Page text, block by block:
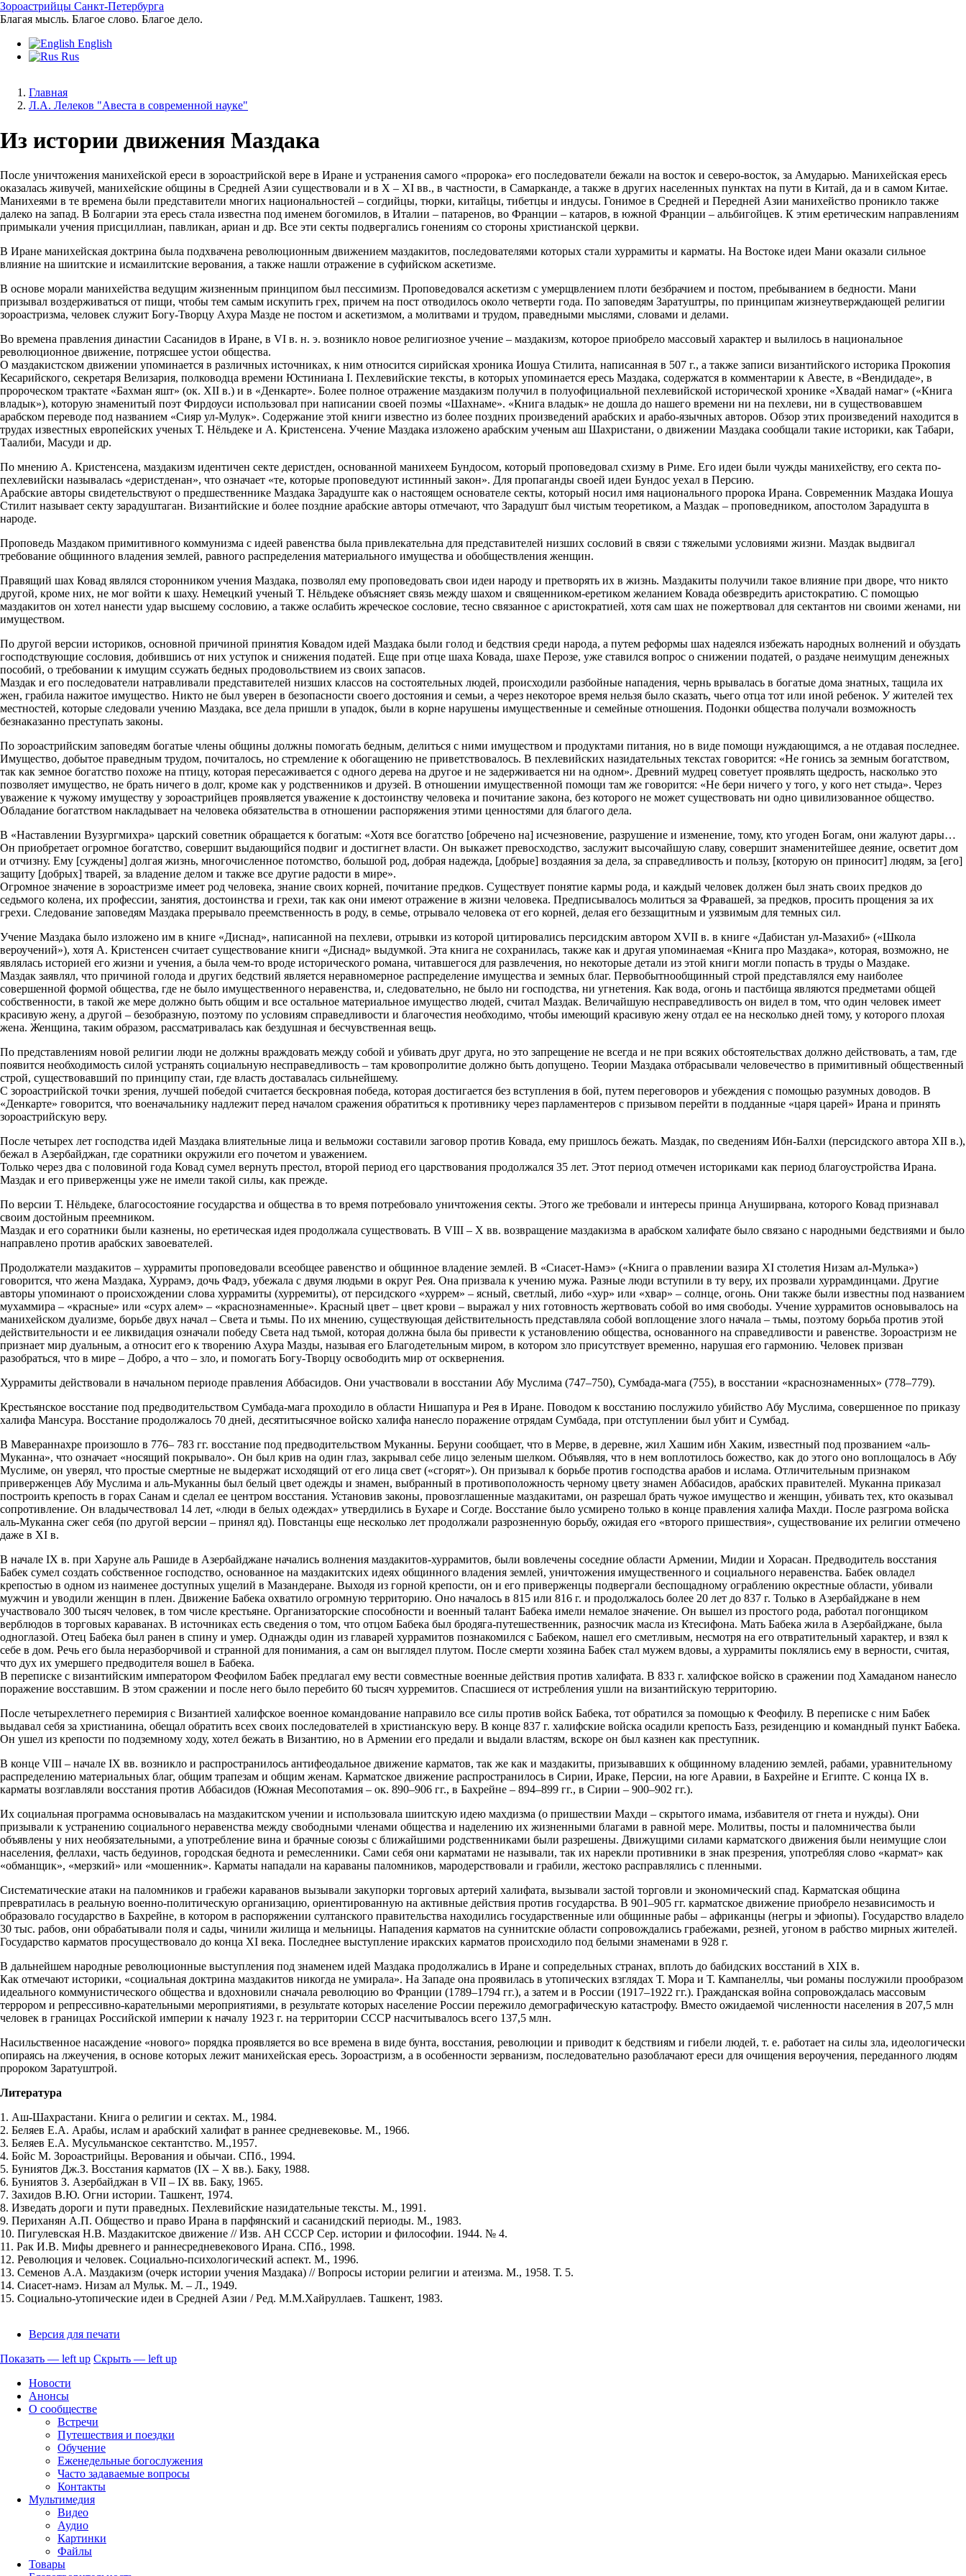
Перейти
к
содержанию
Зороастрийцы Санкт-Петербурга
Благая мысль. Благое слово. Благое дело.
English
Rus
Строка
навигации
Главная
Л.А. Лелеков "Авеста в современной науке"
Из истории движения Маздака
После уничтожения манихейской ереси в зороастрийской вере в Иране и устранения самого «пророка» его последователи бежали на восток и северо-восток, за Амударью. Манихейская ересь
оказалась живучей, манихейские общины в Средней Азии существовали и в X – XI вв., в частности, в Самарканде, а также в других населенных пунктах на пути в Китай, да и в самом Китае.
Манихеями в те времена были представители многих национальностей – согдийцы, тюрки, китайцы, тибетцы и индусы. Гонимое в Средней и Передней Азии манихейство проникло также
далеко на запад. В Болгарии эта ересь стала известна под именем богомилов, в Италии – патаренов, во Франции – катаров, в южной Франции – альбигойцев. К этим еретическим направлениям
примыкали учения присциллиан, павликан, ариан и др. Все эти секты подвергались гонениям со стороны христианской церкви.
В Иране манихейская доктрина была подхвачена революционным движением маздакитов, последователями которых стали хуррамиты и карматы. На Востоке идеи Мани оказали сильное
влияние на шиитские и исмаилитские верования, а также нашли отражение в суфийском аскетизме.
В основе морали манихейства ведущим жизненным принципом был пессимизм. Проповедовался аскетизм с умерщвлением плоти безбрачием и постом, пребыванием в бедности. Мани
призывал воздерживаться от пищи, чтобы тем самым искупить грех, причем на пост отводилось около четверти года. По заповедям Заратуштры, по принципам жизнеутверждающей религии
зороастризма, человек служит Богу-Творцу Ахура Мазде не постом и аскетизмом, а молитвами и трудом, праведными мыслями, словами и делами.
Во времена правления династии Сасанидов в Иране, в VI в. н. э. возникло новое религиозное учение – маздакизм, которое приобрело массовый характер и вылилось в национальное
революционное движение, потрясшее устои общества.
О маздакистском движении упоминается в различных источниках, к ним относится сирийская хроника Иошуа Стилита, написанная в 507 г., а также записи византийского историка Прокопия
Кесарийского, секретаря Велизария, полководца времени Юстиниана I. Пехлевийские тексты, в которых упоминается ересь Маздака, содержатся в комментарии к Авесте, в «Вендидаде», в
пророческом трактате «Бахман яшт» (ок. XII в.) и в «Денкарте». Более полное отражение маздакизм получил в полуофициальной пехлевийской исторической хронике «Хвадай намаг» («Книга
владык»), которую знаменитый поэт Фирдоуси использовал при написании своей поэмы «Шахнаме». «Книга владык» не дошла до нашего времени ни на пехлеви, ни в существовавшем
арабском переводе под названием «Сияр ул-Мулук». Содержание этой книги известно из более поздних произведений арабских и арабо-язычных авторов. Обзор этих произведений находится в
трудах известных европейских ученых Т. Нёльдеке и А. Кристенсена. Учение Маздака изложено арабским ученым аш Шахристани, о движении Маздака сообщали такие историки, как Табари,
Таалиби, Масуди и др.
По мнению А. Кристенсена, маздакизм идентичен секте деристден, основанной манихеем Бундосом, который проповедовал схизму в Риме. Его идеи были чужды манихейству, его секта по-
пехлевийски называлась «деристденан», что означает «те, которые проповедуют истинный закон». Для пропаганды своей идеи Бундос уехал в Персию.
Арабские авторы свидетельствуют о предшественнике Маздака Зарадуште как о настоящем основателе секты, который носил имя национального пророка Ирана. Современник Маздака Иошуа
Стилит называет секту зарадуштаган. Византийские и более поздние арабские авторы отмечают, что Зарадушт был чистым теоретиком, а Маздак – проповедником, апостолом Зарадушта в
народе.
Проповедь Маздаком примитивного коммунизма с идеей равенства была привлекательна для представителей низших сословий в связи с тяжелыми условиями жизни. Маздак выдвигал
требование общинного владения землей, равного распределения материального имущества и обобществления женщин.
Правящий шах Ковад являлся сторонником учения Маздака, позволял ему проповедовать свои идеи народу и претворять их в жизнь. Маздакиты получили такое влияние при дворе, что никто
другой, кроме них, не мог войти к шаху. Немецкий ученый Т. Нёльдеке объясняет связь между шахом и священником-еретиком желанием Ковада обезвредить аристократию. С помощью
маздакитов он хотел нанести удар высшему сословию, а также ослабить жреческое сословие, тесно связанное с аристократией, хотя сам шах не пожертвовал для сектантов ни своими женами, ни
имуществом.
По другой версии историков, основной причиной принятия Ковадом идей Маздака были голод и бедствия среди народа, а путем реформы шах надеялся избежать народных волнений и обуздать
господствующие сословия, добившись от них уступок и снижения податей. Еще при отце шаха Ковада, шахе Перозе, уже ставился вопрос о снижении податей, о раздаче неимущим денежных
пособий, о требовании к имущим ссужать бедных продовольствием из своих запасов.
Маздак и его последователи натравливали представителей низших классов на состоятельных людей, происходили разбойные нападения, чернь врывалась в богатые дома знатных, тащила их
жен, грабила нажитое имущество. Никто не был уверен в безопасности своего достояния и семьи, а через некоторое время нельзя было сказать, чьего отца тот или иной ребенок. У жителей тех
местностей, которые следовали учению Маздака, все дела пришли в упадок, были в корне нарушены имущественные и семейные отношения. Подонки общества получали возможность
безнаказанно преступать законы.
По зороастрийским заповедям богатые члены общины должны помогать бедным, делиться с ними имуществом и продуктами питания, но в виде помощи нуждающимся, а не отдавая последнее.
Имущество, добытое праведным трудом, почиталось, но стремление к обогащению не приветствовалось. В пехлевийских назидательных текстах говорится: «Не гонись за земным богатством,
так как земное богатство похоже на птицу, которая пересаживается с одного дерева на другое и не задерживается ни на одном». Древний мудрец советует проявлять щедрость, насколько это
позволяет имущество, не брать ничего в долг, кроме как у родственников и друзей. В отношении имущественной помощи там же говорится: «Не бери ничего у того, у кого нет стыда». Через
уважение к чужому имуществу у зороастрийцев проявляется уважение к достоинству человека и почитание закона, без которого не может существовать ни одно цивилизованное общество.
Обладание богатством накладывает на человека обязательства в отношении распоряжения этими ценностями для благого дела.
В «Наставлении Вузургмихра» царский советник обращается к богатым: «Хотя все богатство [обречено на] исчезновение, разрушение и изменение, тому, кто угоден Богам, они жалуют дары…
Он приобретает огромное богатство, совершит выдающийся подвиг и достигнет власти. Он выкажет превосходство, заслужит высочайшую славу, совершит знаменитейшее деяние, осветит дом
и отчизну. Ему [суждены] долгая жизнь, многочисленное потомство, большой род, добрая надежда, [добрые] воздаяния за дела, за справедливость и пользу, [которую он приносит] людям, за [его]
защиту [добрых] тварей, за владение делом и также все другие радости в мире».
Огромное значение в зороастризме имеет род человека, знание своих корней, почитание предков. Существует понятие кармы рода, и каждый человек должен был знать своих предков до
седьмого колена, их профессии, занятия, достоинства и грехи, так как они имеют отражение в жизни человека. Предписывалось молиться за Фравашей, за предков, просить прощения за их
грехи. Следование заповедям Маздака прерывало преемственность в роду, в семье, отрывало человека от его корней, делая его беззащитным и уязвимым для темных сил.
Учение Маздака было изложено им в книге «Диснад», написанной на пехлеви, отрывки из которой цитировались персидским автором XVII в. в книге «Дабистан ул-Мазахиб» («Школа
вероучений»), хотя А. Кристенсен считает существование книги «Диснад» выдумкой. Эта книга не сохранилась, также как и другая упоминаемая «Книга про Маздака», которая, возможно, не
являлась историей его жизни и учения, а была чем-то вроде исторического романа, читавшегося для развлечения, но некоторые детали из этой книги могли попасть в труды о Маздаке.
Маздак заявлял, что причиной голода и других бедствий является неравномерное распределение имущества и земных благ. Первобытнообщинный строй представлялся ему наиболее
совершенной формой общества, где не было имущественного неравенства, и, следовательно, не было ни господства, ни угнетения. Как вода, огонь и пастбища являются предметами общей
собственности, в такой же мере должно быть общим и все остальное материальное имущество людей, считал Маздак. Величайшую несправедливость он видел в том, что один человек имеет
красивую жену, а другой – безобразную, поэтому по условиям справедливости и благочестия необходимо, чтобы имеющий красивую жену отдал ее на несколько дней тому, у которого плохая
жена. Женщина, таким образом, рассматривалась как бездушная и бесчувственная вещь.
По представлениям новой религии люди не должны враждовать между собой и убивать друг друга, но это запрещение не всегда и не при всяких обстоятельствах должно действовать, а там, где
появится необходимость силой устранять социальную несправедливость – там кровопролитие должно быть допущено. Теории Маздака отбрасывали человечество в примитивный общественный
строй, существовавший по принципу стаи, где власть доставалась сильнейшему.
С зороастрийской точки зрения, лучшей победой считается бескровная победа, которая достигается без вступления в бой, путем переговоров и убеждения с помощью разумных доводов. В
«Денкарте» говорится, что военачальнику надлежит перед началом сражения обратиться к противнику через парламентеров с призывом перейти в подданные «царя царей» Ирана и принять
зороастрийскую веру.
После четырех лет господства идей Маздака влиятельные лица и вельможи составили заговор против Ковада, ему пришлось бежать. Маздак, по сведениям Ибн-Балхи (персидского автора XII в.),
бежал в Азербайджан, где соратники окружили его почетом и уважением.
Только через два с половиной года Ковад сумел вернуть престол, второй период его царствования продолжался 35 лет. Этот период отмечен историками как период благоустройства Ирана.
Маздак и его приверженцы уже не имели такой силы, как прежде.
По версии Т. Нёльдеке, благосостояние государства и общества в то время потребовало уничтожения секты. Этого же требовали и интересы принца Ануширвана, которого Ковад признавал
своим достойным преемником.
Маздак и его соратники были казнены, но еретическая идея продолжала существовать. В VIII – X вв. возвращение маздакизма в арабском халифате было связано с народными бедствиями и было
направлено против арабских завоевателей.
Продолжатели маздакитов – хуррамиты проповедовали всеобщее равенство и общинное владение землей. В «Сиасет-Намэ» («Книга о правлении вазира XI столетия Низам ал-Мулька»)
говорится, что жена Маздака, Хуррамэ, дочь Фадэ, убежала с двумя людьми в округ Рея. Она призвала к учению мужа. Разные люди вступили в ту веру, их прозвали хуррамдинцами. Другие
авторы упоминают о происхождении слова хуррамиты (хурремиты), от персидского «хуррем» – ясный, светлый, либо «хур» или «хвар» – солнце, огонь. Они также были известны под названием
мухаммира – «красные» или «сурх алем» – «краснознаменные». Красный цвет – цвет крови – выражал у них готовность жертвовать собой во имя свободы. Учение хуррамитов основывалось на
манихейском дуализме, борьбе двух начал – Света и тьмы. По их мнению, существующая действительность представляла собой воплощение злого начала – тьмы, поэтому борьба против этой
действительности и ее ликвидация означали победу Света над тьмой, которая должна была бы привести к установлению общества, основанного на справедливости и равенстве. Зороастризм не
признает мир дуальным, а относит его к творению Ахура Мазды, называя его Благодетельным миром, в котором зло присутствует временно, нарушая его гармонию. Человек призван
разобраться, что в мире – Добро, а что – зло, и помогать Богу-Творцу освободить мир от осквернения.
Хуррамиты действовали в начальном периоде правления Аббасидов. Они участвовали в восстании Абу Муслима (747–750), Сумбада-мага (755), в восстании «краснознаменных» (778–779).
Крестьянское восстание под предводительством Сумбада-мага проходило в области Нишапура и Рея в Иране. Поводом к восстанию послужило убийство Абу Муслима, совершенное по приказу
халифа Мансура. Восстание продолжалось 70 дней, десятитысячное войско халифа нанесло поражение отрядам Сумбада, при отступлении был убит и Сумбад.
В Мавераннахре произошло в 776– 783 гг. восстание под предводительством Муканны. Беруни сообщает, что в Мерве, в деревне, жил Хашим ибн Хаким, известный под прозванием «аль-
Муканна», что означает «носящий покрывало». Он был крив на один глаз, закрывал себе лицо зеленым шелком. Объявляя, что в нем воплотилось божество, как до этого оно воплощалось в Абу
Муслиме, он уверял, что простые смертные не выдержат исходящий от его лица свет («сгорят»). Он призывал к борьбе против господства арабов и ислама. Отличительным признаком
приверженцев Абу Муслима и аль-Муканны был белый цвет одежды и знамен, выбранный в противоположность черному цвету знамен Аббасидов, арабских правителей. Муканна приказал
построить крепость в горах Санам и сделал ее центром восстания. Установив законы, провозглашенные маздакитами, он разрешал брать чужое имущество и женщин, убивать тех, кто оказывал
сопротивление. Он владычествовал 14 лет, «люди в белых одеждах» утвердились в Бухаре и Согде. Восстание было усмирено только в конце правления халифа Махди. После разгрома войска
аль-Муканна сжег себя (по другой версии – принял яд). Повстанцы еще несколько лет продолжали разрозненную борьбу, ожидая его «второго пришествия», существование их религии отмечено
даже в XI в.
В начале IX в. при Харуне аль Рашиде в Азербайджане начались волнения маздакитов-хуррамитов, были вовлечены соседние области Армении, Мидии и Хорасан. Предводитель восстания
Бабек сумел создать собственное господство, основанное на маздакитских идеях общинного владения землей, уничтожения имущественного и социального неравенства. Бабек овладел
крепостью в одном из наименее доступных ущелий в Мазандеране. Выходя из горной крепости, он и его приверженцы подвергали беспощадному ограблению окрестные области, убивали
мужчин и уводили женщин в плен. Движение Бабека охватило огромную территорию. Оно началось в 815 или 816 г. и продолжалось более 20 лет до 837 г. Только в Азербайджане в нем
участвовало 300 тысяч человек, в том числе крестьяне. Организаторские способности и военный талант Бабека имели немалое значение. Он вышел из простого рода, работал погонщиком
верблюдов в торговых караванах. В источниках есть сведения о том, что отцом Бабека был бродяга-путешественник, разносчик масла из Ктесифона. Мать Бабека жила в Азербайджане, была
одноглазой. Отец Бабека был ранен в спину и умер. Однажды один из главарей хуррамитов познакомился с Бабеком, нашел его сметливым, несмотря на его отвратительный характер, и взял к
себе в дом. Речь его была неразборчивой и странной для понимания, а сам он выглядел плутом. После смерти хозяина Бабек стал мужем вдовы, а хуррамиты поклялись ему в верности, считая,
что дух их умершего предводителя вошел в Бабека.
В переписке с византийским императором Феофилом Бабек предлагал ему вести совместные военные действия против халифата. В 833 г. халифское войско в сражении под Хамаданом нанесло
поражение восставшим. В этом сражении и после него было перебито 60 тысяч хурремитов. Спасшиеся от истребления ушли на византийскую территорию.
После четырехлетнего перемирия с Византией халифское военное командование направило все силы против войск Бабека, тот обратился за помощью к Феофилу. В переписке с ним Бабек
выдавал себя за христианина, обещал обратить всех своих последователей в христианскую веру. В конце 837 г. халифские войска осадили крепость Базз, резиденцию и командный пункт Бабека.
Он ушел из крепости по подземному ходу, хотел бежать в Византию, но в Армении его предали и выдали властям, вскоре он был казнен как преступник.
В конце VIII – начале IX вв. возникло и распространилось антифеодальное движение карматов, так же как и маздакиты, призывавших к общинному владению землей, рабами, уравнительному
распределению материальных благ, общим трапезам и общим женам. Карматское движение распространилось в Сирии, Ираке, Персии, на юге Аравии, в Бахрейне и Египте. С конца IX в.
карматы возглавляли восстания против Аббасидов (Южная Месопотамия – ок. 890–906 гг., в Бахрейне – 894–899 гг., в Сирии – 900–902 гг.).
Их социальная программа основывалась на маздакитском учении и использовала шиитскую идею махдизма (о пришествии Махди – скрытого имама, избавителя от гнета и нужды). Они
призывали к устранению социального неравенства между свободными членами общества и наделению их жизненными благами в равной мере. Молитвы, посты и паломничества были
объявлены у них необязательными, а употребление вина и брачные союзы с ближайшими родственниками были разрешены. Движущими силами карматского движения были неимущие слои
населения, феллахи, часть бедуинов, городская беднота и ремесленники. Сами себя они карматами не называли, так их нарекли противники в знак презрения, употребляя слово «кармат» как
«обманщик», «мерзкий» или «мошенник». Карматы нападали на караваны паломников, мародерствовали и грабили, жестоко расправлялись с пленными.
Систематические атаки на паломников и грабежи караванов вызывали закупорки торговых артерий халифата, вызывали застой торговли и экономический спад. Карматская община
превратилась в реальную военно-политическую организацию, ориентированную на активные действия против государства. В 901–905 гг. карматское движение приобрело независимость и
образовало государство в Бахрейне, в котором в распоряжении султанского правительства находились государственные или общинные рабы – африканцы (негры и эфиопы). Государство владело
30 тыс. рабов, они обрабатывали поля и сады, чинили жилища и мельницы. Нападения карматов на суннитские области сопровождались грабежами, резней, угоном в рабство мирных жителей.
Государство карматов просуществовало до конца XI века. Последнее выступление иракских карматов происходило под белыми знаменами в 928 г.
В дальнейшем народные революционные выступления под знаменем идей Маздака продолжались в Иране и сопредельных странах, вплоть до бабидских восстаний в XIX в.
Как отмечают историки, «социальная доктрина маздакитов никогда не умирала». На Западе она проявилась в утопических взглядах Т. Мора и Т. Кампанеллы, чьи романы послужили прообразом
идеального коммунистического общества и вдохновили сначала революцию во Франции (1789–1794 гг.), а затем и в России (1917–1922 гг.). Гражданская война сопровождалась массовым
террором и репрессивно-карательными мероприятиями, в результате которых население России пережило демографическую катастрофу. Вместо ожидаемой численности населения в 207,5 млн
человек в границах Российской империи к началу 1923 г. на территории СССР насчитывалось всего 137,5 млн.
Насильственное насаждение «нового» порядка проявляется во все времена в виде бунта, восстания, революции и приводит к бедствиям и гибели людей, т. е. работает на силы зла, идеологически
опираясь на лжеучения, в основе которых лежит манихейская ересь. Зороастризм, а в особенности зерванизм, последовательно разоблачают ереси для очищения вероучения, переданного людям
пророком Заратуштрой.
Литература
1. Аш-Шахрастани. Книга о религии и сектах. М., 1984.
2. Беляев Е.А. Арабы, ислам и арабский халифат в раннее средневековье. М., 1966.
3. Беляев Е.А. Мусульманское сектантство. М.,1957.
4. Бойс М. Зороастрийцы. Верования и обычаи. СПб., 1994.
5. Буниятов Дж.З. Восстания карматов (IX – X вв.). Баку, 1988.
6. Буниятов З. Азербайджан в VII – IX вв. Баку, 1965.
7. Захидов В.Ю. Огни истории. Ташкент, 1974.
8. Изведать дороги и пути праведных. Пехлевийские назидательные тексты. М., 1991.
9. Периханян А.П. Общество и право Ирана в парфянский и сасанидский периоды. М., 1983.
10. Пигулевская Н.В. Маздакитское движение // Изв. АН СССР Сер. истории и философии. 1944. № 4.
11. Рак И.В. Мифы древнего и раннесредневекового Ирана. СПб., 1998.
12. Революция и человек. Социально-психологический аспект. М., 1996.
13. Семенов А.А. Маздакизм (очерк истории учения Маздака) // Вопросы истории религии и атеизма. М., 1958. Т. 5.
14. Сиасет-намэ. Низам ал Мульк. М. – Л., 1949.
15. Социально-утопические идеи в Средней Азии / Ред. М.М.Хайруллаев. Ташкент, 1983.
Версия для печати
up
Показать — left up Скрыть — left up
Новости
Анонсы
О сообществе
Встречи
Путешествия и поездки
Обучение
Еженедельные богослужения
Часто задаваемые вопросы
Контакты
Мультимедия
Видео
Аудио
Картинки
Файлы
Товары